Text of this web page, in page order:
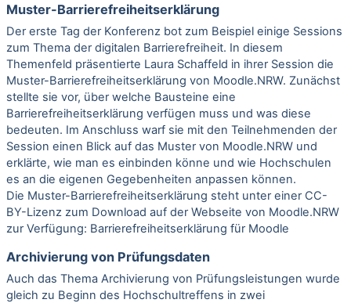
Muster-Barrierefreiheitserklärung
Der erste Tag der Konferenz bot zum Beispiel einige Sessions
zum Thema der digitalen Barrierefreiheit. In diesem
Themenfeld präsentierte Laura Schaffeld in ihrer Session die
Muster-Barrierefreiheitserklärung von Moodle.NRW. Zunächst
stellte sie vor, über welche Bausteine eine
Barrierefreiheitserklärung verfügen muss und was diese
bedeuten. Im Anschluss warf sie mit den Teilnehmenden der
Session einen Blick auf das Muster von Moodle.NRW und
erklärte, wie man es einbinden könne und wie Hochschulen
es an die eigenen Gegebenheiten anpassen können.
Die Muster-Barrierefreiheitserklärung steht unter einer CC-
BY-Lizenz zum Download auf der Webseite von Moodle.NRW
zur Verfügung: Barrierefreiheitserklärung für Moodle
Archivierung von Prüfungsdaten
Auch das Thema Archivierung von Prüfungsleistungen wurde
gleich zu Beginn des Hochschultreffens in zwei